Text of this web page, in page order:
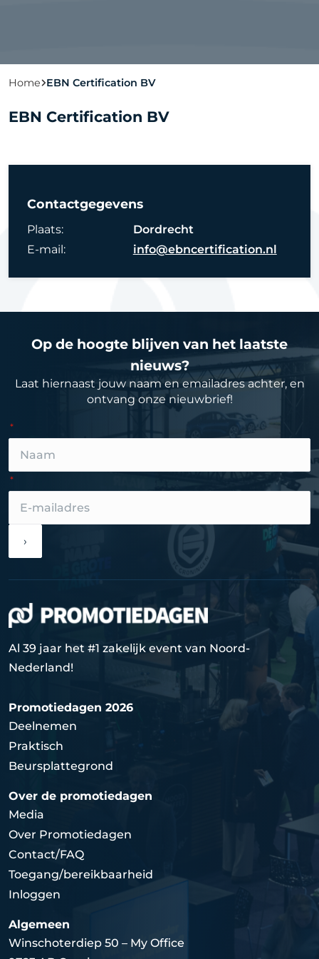
Home EBN Certification BV
EBN Certification BV
Contactgegevens
Plaats:
Dordrecht
E-mail:
info@ebncertification.nl
Op de hoogte blijven van het laatste
nieuws?
Laat hiernaast jouw naam en emailadres achter, en
ontvang onze nieuwbrief!
›
Al 39 jaar het #1 zakelijk event van Noord-
Nederland!
Promotiedagen 2026
Deelnemen
Praktisch
Beursplattegrond
Over de promotiedagen
Media
Over Promotiedagen
Contact/FAQ
Toegang/bereikbaarheid
Inloggen
Algemeen
Winschoterdiep 50 – My Office